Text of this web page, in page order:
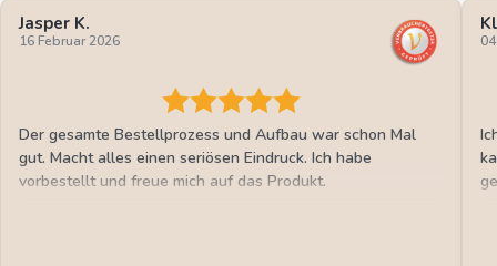
Jasper K.
16 Februar 2026
Der gesamte Bestellprozess und Aufbau war schon Mal
gut. Macht alles einen seriösen Eindruck. Ich habe
vorbestellt und freue mich auf das Produkt.